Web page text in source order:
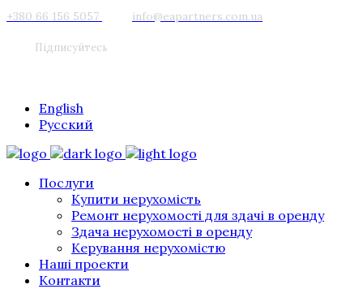
+380 66 156 5057 info@eapartners.com.ua
Підписуйтесь
English
Русский
Послуги
Купити нерухомість
Ремонт нерухомості для здачі в оренду
Здача нерухомості в оренду
Керування нерухомістю
Наші проекти
Контакти